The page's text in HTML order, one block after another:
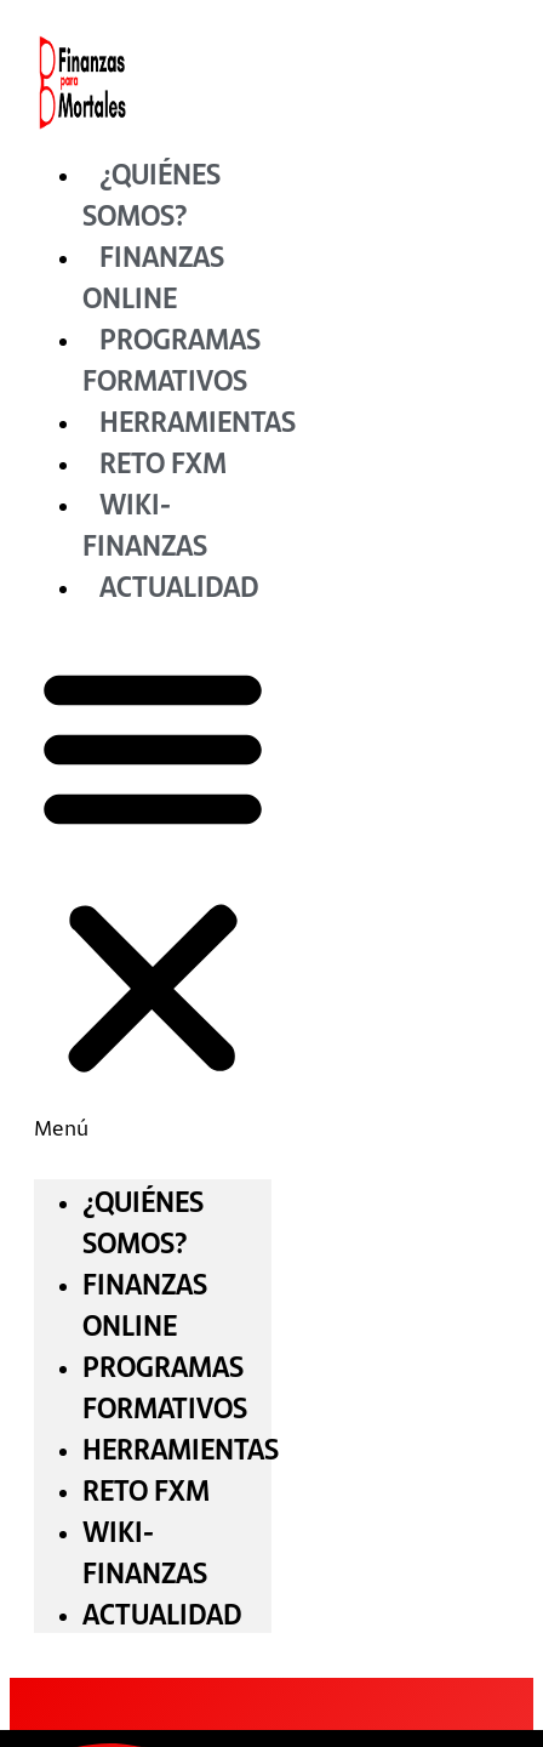
contenido
¿QUIÉNES
SOMOS?
FINANZAS
ONLINE
PROGRAMAS
FORMATIVOS
HERRAMIENTAS
RETO FXM
WIKI-
FINANZAS
ACTUALIDAD
Menú
¿QUIÉNES
SOMOS?
FINANZAS
ONLINE
PROGRAMAS
FORMATIVOS
HERRAMIENTAS
RETO FXM
WIKI-
FINANZAS
ACTUALIDAD